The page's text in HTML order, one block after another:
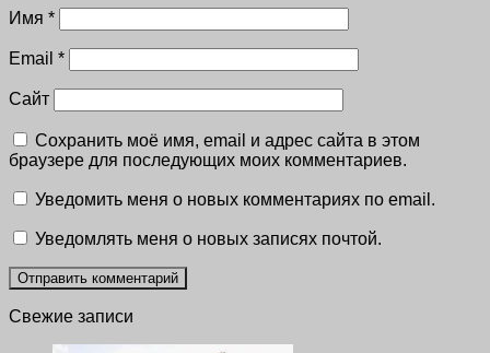
Имя *
Email *
Сайт
Сохранить моё имя, email и адрес сайта в этом
браузере для последующих моих комментариев.
Уведомить меня о новых комментариях по email.
Уведомлять меня о новых записях почтой.
Свежие записи